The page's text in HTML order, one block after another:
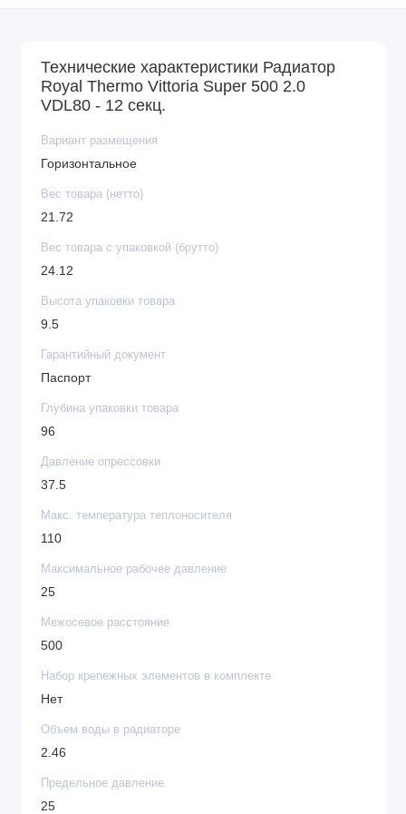
Технические характеристики Радиатор
Royal Thermo Vittoria Super 500 2.0
VDL80 - 12 секц.
Вариант размещения
Горизонтальное
Вес товара (нетто)
21.72
Вес товара с упаковкой (брутто)
24.12
Высота упаковки товара
9.5
Гарантийный документ
Паспорт
Глубина упаковки товара
96
Давление опрессовки
37.5
Макс. температура теплоносителя
110
Максимальное рабочее давление
25
Межосевое расстояние
500
Набор крепежных элементов в комплекте
Нет
Объем воды в радиаторе
2.46
Предельное давление
25